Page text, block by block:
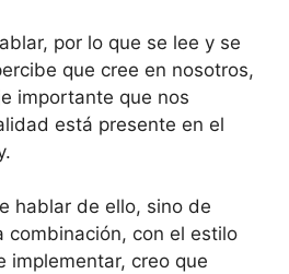
por lo que se lee y se
que cree en nosotros,
importante que nos
está presente en el
hablar de ello, sino de
combinación, con el estilo
implementar, creo que